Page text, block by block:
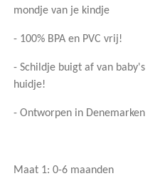
mondje van je kindje
- 100% BPA en PVC vrij!
- Schildje buigt af van baby's
huidje!
- Ontworpen in Denemarken
Maat 1: 0-6 maanden